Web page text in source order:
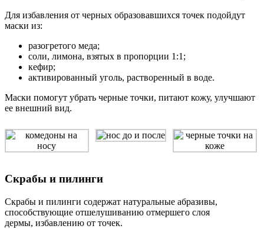
Для избавления от черных образовавшихся точек подойдут
маски из:
разогретого меда;
соли, лимона, взятых в пропорции 1:1;
кефир;
активированный уголь, растворенный в воде.
Маски помогут убрать черные точки, питают кожу, улучшают
ее внешний вид.
Скрабы и пилинги
Скрабы и пилинги содержат натуральные абразивы,
способствующие отшелушиванию отмершего слоя
дермы, избавлению от точек.